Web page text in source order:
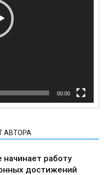
00:00
АВТОРА
работу
достижений